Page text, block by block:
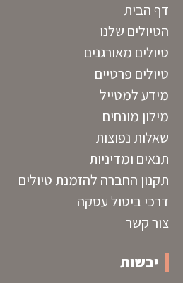
דף הבית
הטיולים שלנו
טיולים מאורגנים
טיולים פרטיים
מידע למטייל
מילון מונחים
שאלות נפוצות
תנאים ומדיניות
תקנון החברה להזמנת טיולים
דרכי ביטול עסקה
צור קשר
יבשות